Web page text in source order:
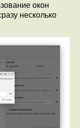
окон
несколько